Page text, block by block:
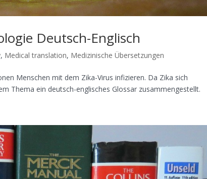
Deutsch-Englisch
, Medical translation, Medizinische Übersetzungen
Menschen mit dem Zika-Virus infizieren. Da Zika sich
Thema ein deutsch-englisches Glossar zusammengestellt.